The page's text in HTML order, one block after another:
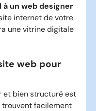
à un web designer
internet de votre
une vitrine digitale
web pour
et bien structuré est
facilement